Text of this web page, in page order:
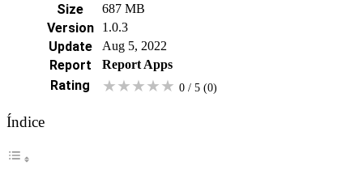
Size 687 MB
Version 1.0.3
Update Aug 5, 2022
Report Report Apps
Rating ★★★★★ 0 / 5 (0)
Índice